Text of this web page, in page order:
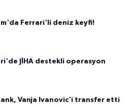
Ferrari'li deniz keyfi!
JİHA destekli operasyon
Vanja Ivanovic'i transfer etti